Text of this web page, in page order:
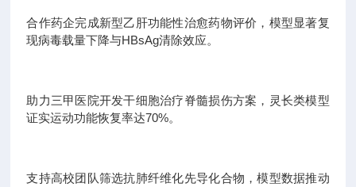
合作药企完成新型乙肝功能性治愈药物评价，模型显著复
现病毒载量下降与HBsAg清除效应。
助力三甲医院开发干细胞治疗脊髓损伤方案，灵长类模型
证实运动功能恢复率达70%。
支持高校团队筛选抗肺纤维化先导化合物，模型数据推动